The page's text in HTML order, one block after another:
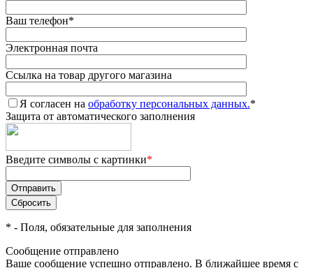
Ваш телефон*
Электронная почта
Ссылка на товар другого магазина
Я согласен на обработку персональных данных.*
Защита от автоматического заполнения
Введите символы с картинки*
* - Поля, обязательные для заполнения
Сообщение отправлено
Ваше сообщение успешно отправлено. В ближайшее время с